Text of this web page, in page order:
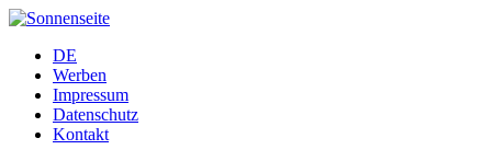
Skip
contentDE
Werben
Impressum
Datenschutz
Kontakt